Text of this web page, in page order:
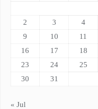
2
3 4
9
10 11
16
17 18
23
24 25
30
31
« Jul